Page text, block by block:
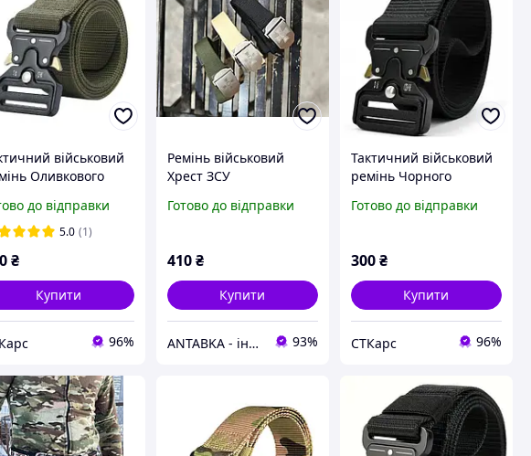
військовий
Оливкового
до відправки
5.0 (1)
₴
Купити
96%
Ремінь військовий
Хрест ЗСУ
Готово до відправки
410 ₴
Купити
ANTABKA - інтернет магазин 93%
Тактичний військовий
ремінь Чорного
Готово до відправки
300₴
Купити
СТКарс 96%